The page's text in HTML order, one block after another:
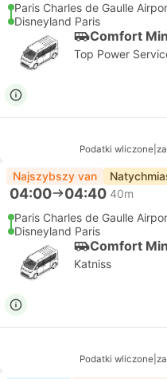
Paris Charles de Gaulle
Disneyland Paris
Comfort
Top Power
Podatki wliczone
Najszybszy van
04:00 04:40 40m
Paris Charles de Gaulle
Disneyland Paris
Comfort
Katniss
Podatki wliczone